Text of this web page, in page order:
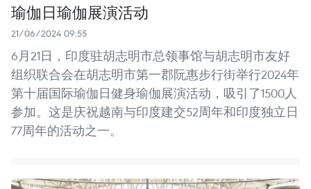
瑜伽日瑜伽展演活动
21/06/2024 09:55
6月21日，印度驻胡志明市总领事馆与胡志明市友好
组织联合会在胡志明市第一郡阮惠步行街举行2024年
第十届国际瑜伽日健身瑜伽展演活动，吸引了1500人
参加。这是庆祝越南与印度建交52周年和印度独立日
77周年的活动之一。